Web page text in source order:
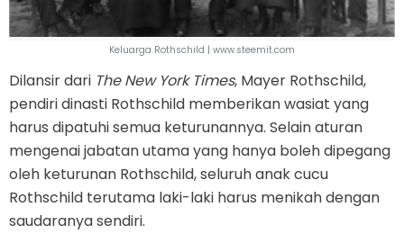
Keluarga Rothschild | www.steemit.com
Dilansir dari The New York Times, Mayer Rothschild,
pendiri dinasti Rothschild memberikan wasiat yang
harus dipatuhi semua keturunannya. Selain aturan
mengenai jabatan utama yang hanya boleh dipegang
oleh keturunan Rothschild, seluruh anak cucu
Rothschild terutama laki-laki harus menikah dengan
saudaranya sendiri.